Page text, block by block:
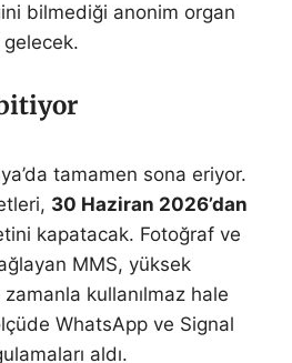
bilmediği anonim organ
gelecek.
tamamen sona eriyor.
30 Haziran 2026’dan
kapatacak. Fotoğraf ve
MMS, yüksek
kullanılmaz hale
WhatsApp ve Signal
aldı.